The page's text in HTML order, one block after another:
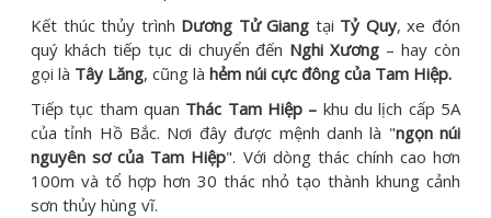
Kết thúc thủy trình Dương Tử Giang tại Tỷ Quy, xe đón
quý khách tiếp tục di chuyển đến Nghi Xương – hay còn
gọi là Tây Lăng, cũng là hẻm núi cực đông của Tam Hiệp.
Tiếp tục tham quan Thác Tam Hiệp – khu du lịch cấp 5A
của tỉnh Hồ Bắc. Nơi đây được mệnh danh là "ngọn núi
nguyên sơ của Tam Hiệp". Với dòng thác chính cao hơn
100m và tổ hợp hơn 30 thác nhỏ tạo thành khung cảnh
sơn thủy hùng vĩ.